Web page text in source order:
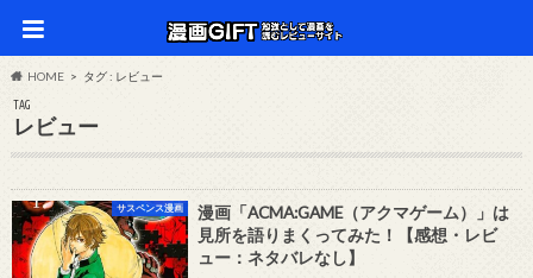
HOME タグ : レビュー
TAG
レビュー
サスペンス漫画
漫画「ACMA:GAME（アクマゲーム）」は
見所を語りまくってみた！【感想・レビ
ュー：ネタバレなし】